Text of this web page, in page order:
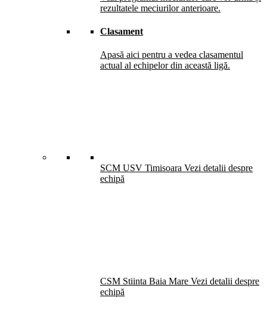
rezultatele meciurilor anterioare.
Clasament
Apasă aici pentru a vedea clasamentul
actual al echipelor din această ligă.
SCM USV Timisoara Vezi detalii despre
echipă
CSM Stiinta Baia Mare Vezi detalii despre
echipă